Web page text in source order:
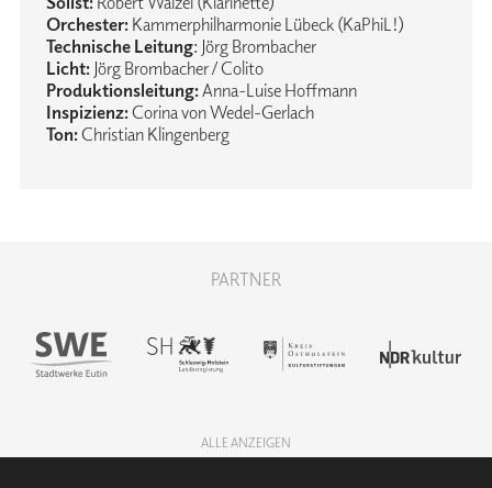
Orchester:Kammerphilharmonie Lübeck (KaPhiL!)
Technische Leitung: Jörg Brombacher
Licht:Jörg Brombacher / Colito
Produktionsleitung:Anna-Luise Hoffmann
Inspizienz:Corina von Wedel-Gerlach
Ton:Christian Klingenberg
PARTNER
ALLE ANZEIGEN